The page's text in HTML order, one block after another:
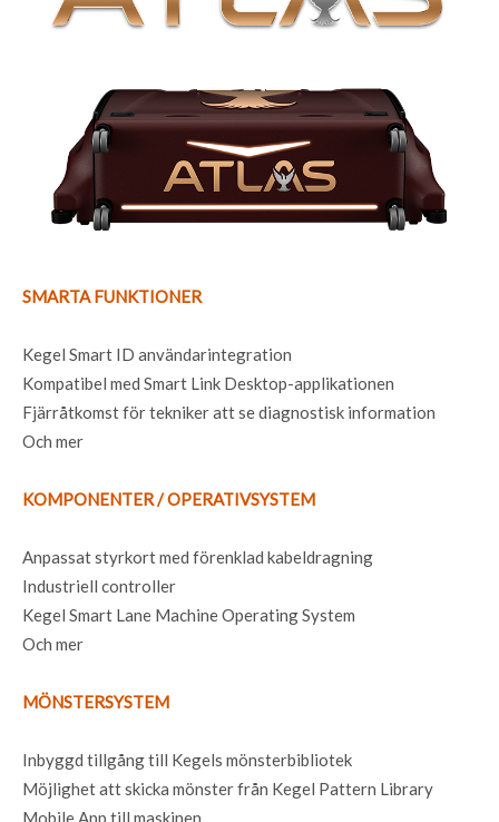
SMARTA FUNKTIONER
Kegel Smart ID användarintegration
Kompatibel med Smart Link Desktop-applikationen
Fjärråtkomst för tekniker att se diagnostisk information
Och mer
KOMPONENTER / OPERATIVSYSTEM
Anpassat styrkort med förenklad kabeldragning
Industriell controller
Kegel Smart Lane Machine Operating System
Och mer
MÖNSTERSYSTEM
Inbyggd tillgång till Kegels mönsterbibliotek
Möjlighet att skicka mönster från Kegel Pattern Library
Mobile App till maskinen